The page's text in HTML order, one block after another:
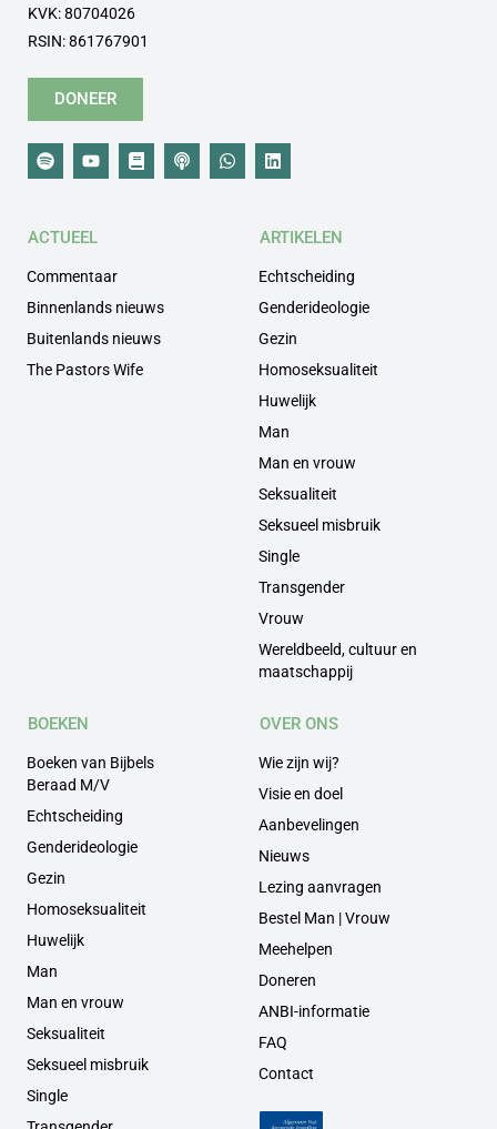
KVK: 80704026
RSIN: 861767901
DONEER
ACTUEEL
Commentaar
Binnenlands nieuws
Buitenlands nieuws
The Pastors Wife
ARTIKELEN
Echtscheiding
Genderideologie
Gezin
Homoseksualiteit
Huwelijk
Man
Man en vrouw
Seksualiteit
Seksueel misbruik
Single
Transgender
Vrouw
Wereldbeeld, cultuur en
maatschappij
BOEKEN
Boeken van Bijbels
Beraad M/V
Echtscheiding
Genderideologie
Gezin
Homoseksualiteit
Huwelijk
Man
Man en vrouw
Seksualiteit
Seksueel misbruik
Single
OVER ONS
Wie zijn wij?
Visie en doel
Aanbevelingen
Nieuws
Lezing aanvragen
Bestel Man | Vrouw
Meehelpen
Doneren
ANBI-informatie
FAQ
Contact